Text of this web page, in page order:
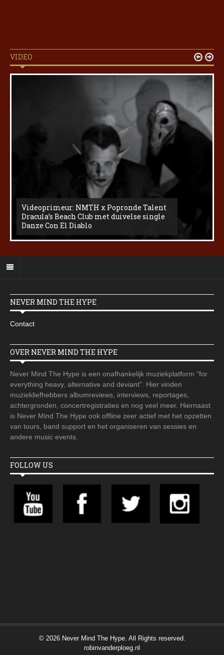
VIDEO
Videoprimeur: NMTH x Popronde Talent
Dracula’s Beach Club met duivelse single
Danze Con El Diablo
 
NEVER MIND THE HYPE
Contact
OVER NEVER MIND THE HYPE
Never Mind The Hype is een onafhankelijk muziekplatform "for
everything heavy, alternative and deviant". Hier vinden
muziekliefhebbers albumreviews, interviews, reportages,
achtergronden, concertregistraties en nog veel meer. Hiernaast
is Never Mind The Hype ook offline zeer actief met het opzetten
van tours, band support en het organiseren van sessies en
andere music events.
FOLLOW US
© 2026 Never Mind The Hype. All Rights reserved.
robinvanderploeg.nl